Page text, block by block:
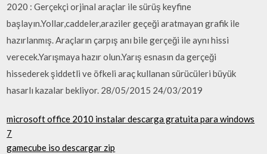
2020 : Gerçekçi orjinal araçlar ile sürüş keyfine
başlayın.Yollar,caddeler,araziler geçeği aratmayan grafik ile
hazırlanmış. Araçların çarpış anı bile gerçeği ile aynı hissi
verecek.Yarışmaya hazır olun.Yarış esnasın da gerçeği
hissederek şiddetli ve öfkeli araç kullanan sürücüleri büyük
hasarlı kazalar bekliyor. 28/05/2015 24/03/2019
microsoft office 2010 instalar descarga gratuita para windows
7
gamecube iso descargar zip